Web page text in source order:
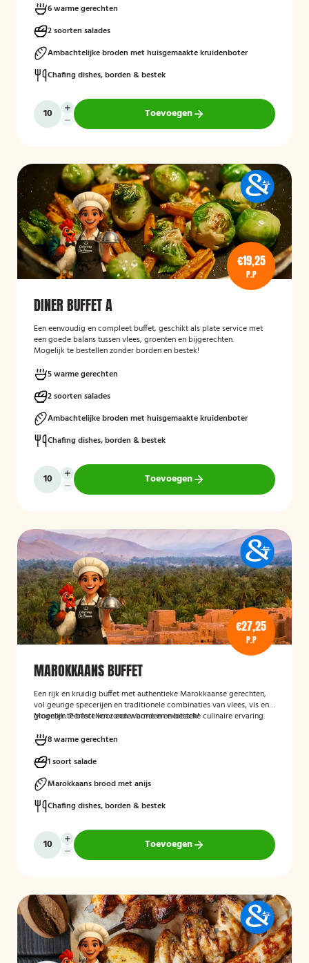
frisse rauwkost, gemengde salades en vers brood met kruidenboter
voor een compleet en smaakvol geheel.
Mogelijk te bestellen zonder borden en bestek!
6 warme gerechten
2 soorten salades
Ambachtelijke broden met huisgemaakte kruidenboter
Chafing dishes, borden & bestek
Toevoegen
€19,25
P.P
DINER BUFFET A
Een eenvoudig en compleet buffet, geschikt als plate service met
een goede balans tussen vlees, groenten en bijgerechten.
Mogelijk te bestellen zonder borden en bestek!
5 warme gerechten
2 soorten salades
Ambachtelijke broden met huisgemaakte kruidenboter
Chafing dishes, borden & bestek
Toevoegen
€27,25
P.P
MAROKKAANS BUFFET
Een rijk en kruidig buffet met authentieke Marokkaanse gerechten,
vol geurige specerijen en traditionele combinaties van vlees, vis en
groenten. Perfect voor een warme en exotische culinaire ervaring.
Mogelijk te bestellen zonder borden en bestek!
8 warme gerechten
1 soort salade
Marokkaans brood met anijs
Chafing dishes, borden & bestek
Toevoegen